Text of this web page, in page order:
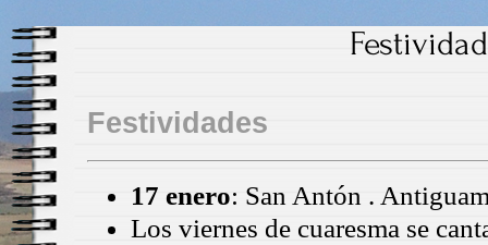
Festividades
17 enero: San Antón .
Los viernes de cuaresma se